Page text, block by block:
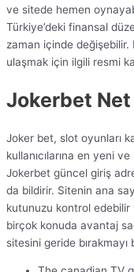
ve sitede hemen
Türkiye’deki finansal
zaman içinde
ulaşmak için ilgili resmi
Jokerbet
Joker bet, slot oyunları
kullanıcılarına en yeni
Jokerbet güncel giriş
da bildirir. Sitenin ana
kutunuzu kontrol edebilir
birçok konuda avantaj
sitesini geride bırakmayı